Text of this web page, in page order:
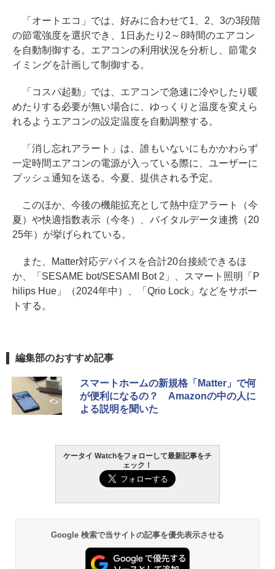
「オートエコ」では、好みに合わせて1、2、3の3段階
の節電強度を選択でき、1日あたり2～8時間のエアコン
を自動制御する。エアコンの利用状況を分析し、節電タ
イミングを計画して制御する。
「コスパ起動」では、エアコンで急速に冷やしたり暖
めたりする必要が無い場合に、ゆっくりと温度を変えら
れるようエアコンの設定温度を自動調整する。
「消し忘れアラート」は、誰もいないにもかかわらず
一定時間エアコンの電源が入っている際に、ユーザーに
プッシュ通知を送る。今夏、提供される予定。
このほか、今後の機能拡充として熱中症アラート（今
夏）や快適指数表示（今冬）、バイタルデータ連携（20
25年）が挙げられている。
また、Matter対応デバイスを合計20台接続できるほ
か、「SESAME bot/SESAMI Bot 2」、スマート照明「P
hilips Hue」（2024年中）、「Qrio Lock」などをサポー
トする。
編集部のおすすめ記事
スマートホームの新規格「Matter」で何
が便利になるの？ Amazonの中の人に
よる説明を聞いた
ケータイ Watchをフォローして最新記事をチ
ェック！
Google 検索で当サイトの記事を優先表示させる